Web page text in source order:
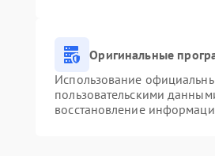
Оригинальные
Использование
пользовательскими
восстановление